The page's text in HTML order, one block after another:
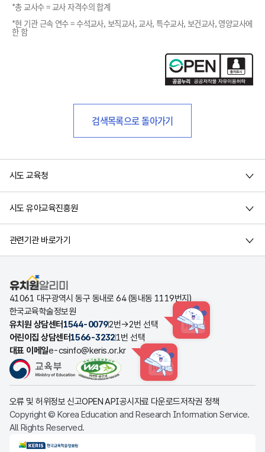
*총 교사수 = 교사 자격수의 합계
*현 기관 근속 연수 = 수석교사, 보직교사, 교사, 특수교사, 보건교사, 영양교사에
한 함
검색목록으로 돌아가기
시도 교육청
시도 유아교육진흥원
관련기관 바로가기
유치원알리미
41061 대구광역시 동구 동내로 64 (동내동 1119번지)
한국교육학술정보원
유치원 상담센터 1544-00792번→2번 선택 HINT
어린이집 상담센터1566-32321번 선택
대표 이메일e-csinfo@keris.or.kr
HINT
오류 및 허위정보 신고OPEN API공시자료 다운로드저작권 정책
Copyright © Korea Education and Research Information Service.
All Rights Reserved.
KERIS한국교육학술정보원